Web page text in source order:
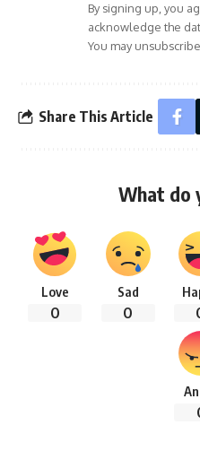
By signing up, you
acknowledge the
You may
Share This Article
What do
Love
0
Sad
0